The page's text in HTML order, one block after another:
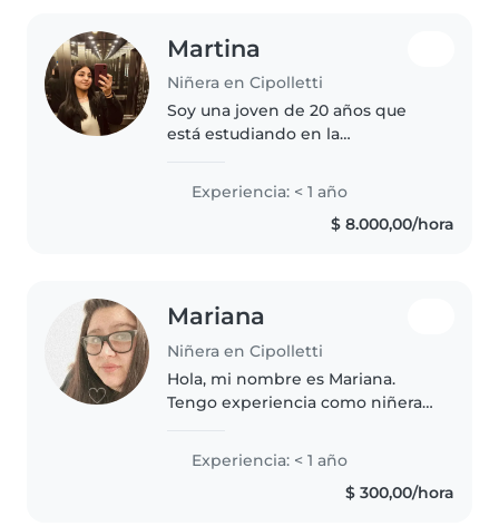
Martina
Niñera en Cipolletti
Soy una joven de 20 años que
está estudiando en la
experiencia laboral como niñera,
soy una persona responsable,
amigable, energetica y ayudar a
Experiencia: < 1 año
$ 8.000,00/hora
Mariana
Niñera en Cipolletti
Hola, mi nombre es Mariana.
Tengo experiencia como niñera,
soy responsable y se tratar con
niños ya que soy la mayor de 4
hermanos. No tengo problema..
Experiencia: < 1 año
$ 300,00/hora